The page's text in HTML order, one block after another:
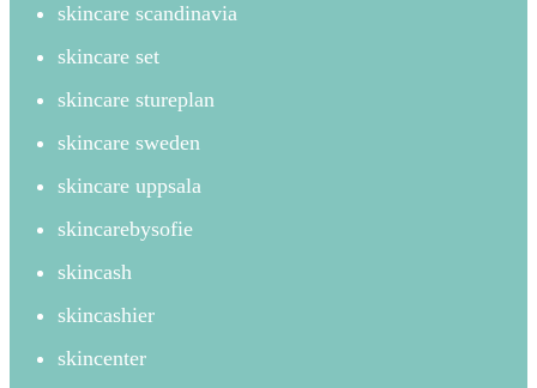
skincare scandinavia
skincare set
skincare stureplan
skincare sweden
skincare uppsala
skincarebysofie
skincash
skincashier
skincenter